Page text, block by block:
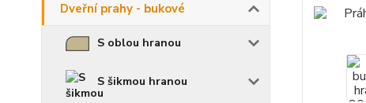
Dveřní prahy - bukové
S oblou hranou
S šikmou hranou